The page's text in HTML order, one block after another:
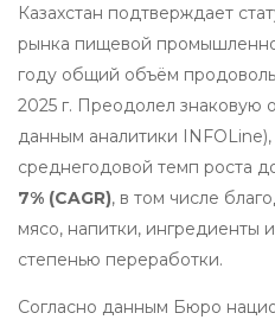
Казахстан подтверждает
рынка пищевой
году общий объём
2025 г. Преодолел знаковую
данным аналитики
среднегодовой темп роста
7% (CAGR), в том числе
мясо, напитки, ингредиенты
степенью переработки.
Согласно данным Бюро